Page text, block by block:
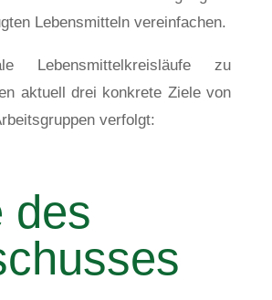
Lebensmitteln vereinfachen.
Lebensmittelkreisläufe zu
aktuell drei konkrete Ziele von
verfolgt:
des